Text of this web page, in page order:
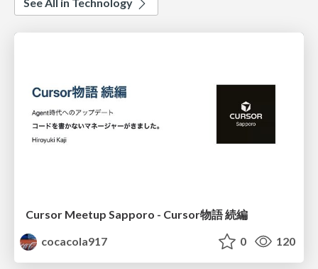
Cursor Meetup Sapporo - Cursor物語 続編
cocacola917
0 120